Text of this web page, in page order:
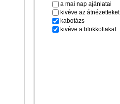
a mai nap ajánlatai
kivéve az átnézetteket
kabotázs
kivéve a blokkoltakat